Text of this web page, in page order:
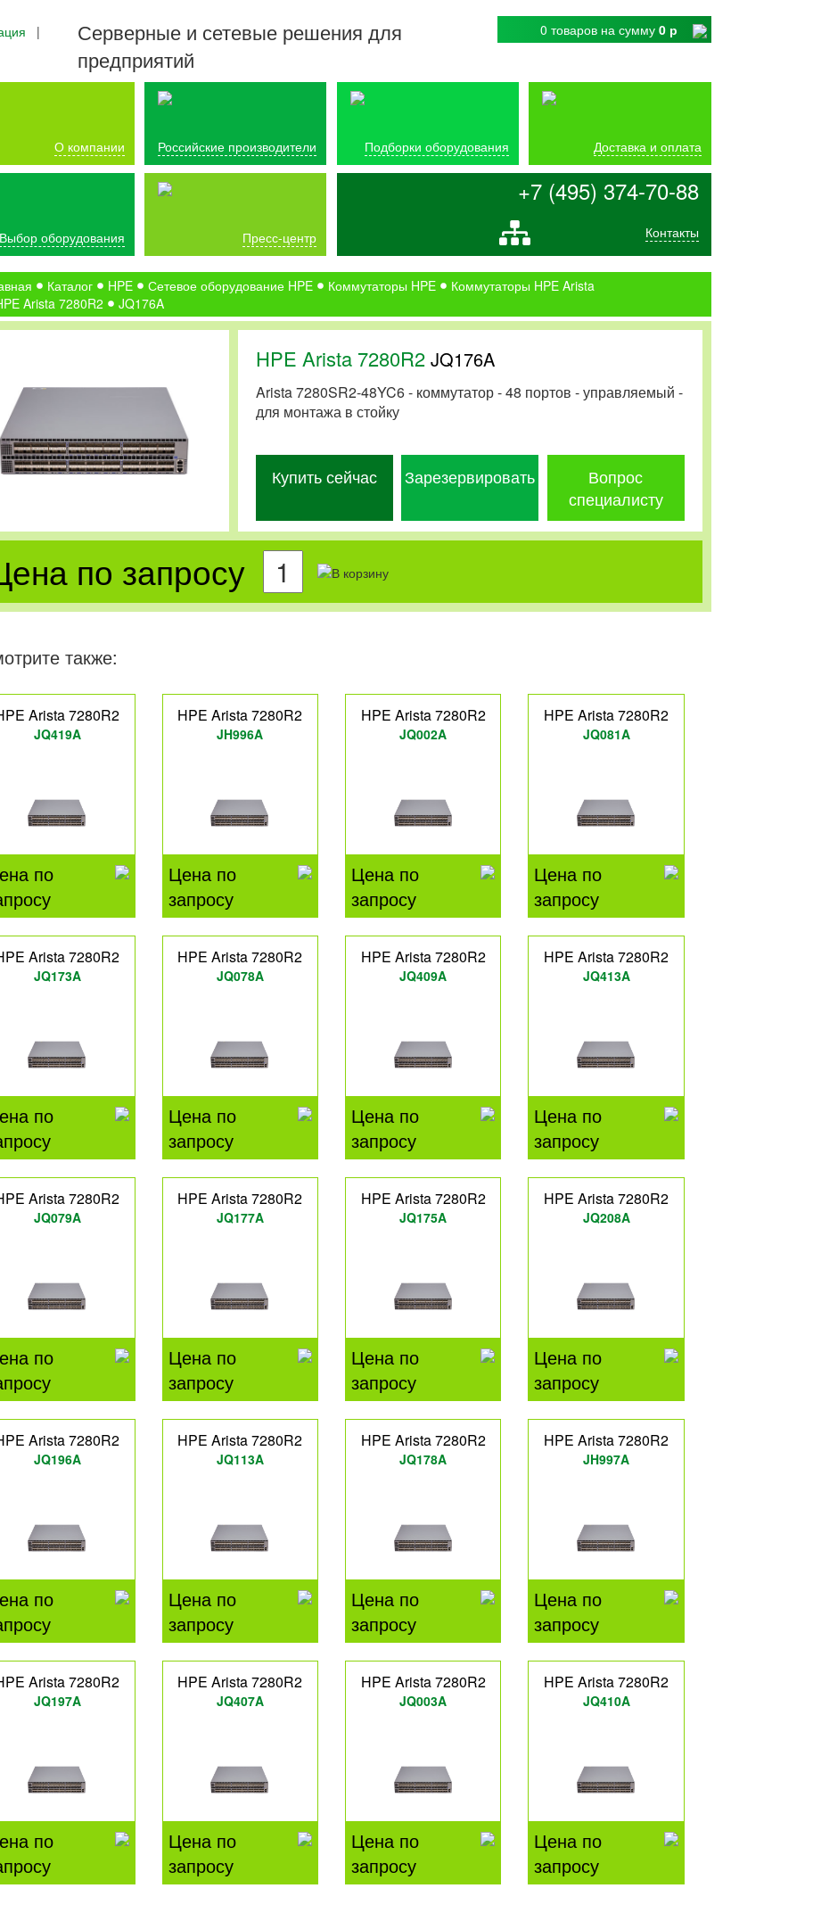
|
Серверные и сетевые решения для
предприятий
0 товаров на сумму 0 р
О компании Российские производители Подборки оборудования Доставка и оплата
Выбор оборудования Пресс-центр
+7 (495) 374-70-88
Контакты
Каталог HPE Сетевое оборудование HPE Коммутаторы HPE
Коммутаторы HPE Arista
Arista 7280R2
JQ176A
HPE Arista 7280R2 JQ176A
Arista 7280SR2-48YC6 - коммутатор - 48 портов - управляемый -
для монтажа в стойку
Купить сейчас Зарезервировать
Вопрос
специалисту
по запросу
также:
Arista 7280R2
JQ419A
по
HPE Arista 7280R2
JH996A
Цена по
запросу
HPE Arista 7280R2
JQ002A
Цена по
запросу
HPE Arista 7280R2
JQ081A
Цена по
запросу
Arista 7280R2
JQ173A
по
HPE Arista 7280R2
JQ078A
Цена по
запросу
HPE Arista 7280R2
JQ409A
Цена по
запросу
HPE Arista 7280R2
JQ413A
Цена по
запросу
Arista 7280R2
JQ079A
по
HPE Arista 7280R2
JQ177A
Цена по
запросу
HPE Arista 7280R2
JQ175A
Цена по
запросу
HPE Arista 7280R2
JQ208A
Цена по
запросу
Arista 7280R2
JQ196A
по
HPE Arista 7280R2
JQ113A
Цена по
запросу
HPE Arista 7280R2
JQ178A
Цена по
запросу
HPE Arista 7280R2
JH997A
Цена по
запросу
Arista 7280R2
JQ197A
по
HPE Arista 7280R2
JQ407A
Цена по
запросу
HPE Arista 7280R2
JQ003A
Цена по
запросу
HPE Arista 7280R2
JQ410A
Цена по
запросу